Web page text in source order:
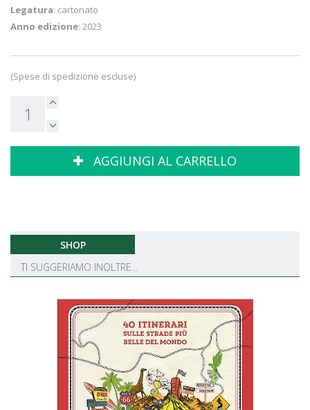
Legatura: cartonato
Anno edizione: 2023
(Spese di spedizione escluse)
AGGIUNGI AL CARRELLO
SHOP
TI SUGGERIAMO INOLTRE...